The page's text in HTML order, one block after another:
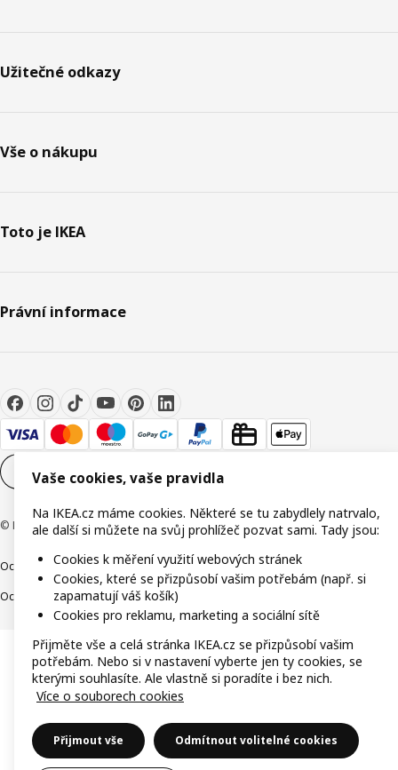
Užitečné odkazy
Vše o nákupu
Toto je IKEA
Právní informace
Nastavení souborů cookie
© Inter IKEA Systems B.V. 1999-2026
Ochrana osobních údajůCookiesSpolečně bezpečněDigitální přístupnost
Ochrana Oznamovatelů
Vaše cookies, vaše pravidla
Na IKEA.cz máme cookies. Některé se tu zabydlely natrvalo,
ale další si můžete na svůj prohlížeč pozvat sami. Tady jsou:
Cookies k měření využití webových stránek
Cookies, které se přizpůsobí vašim potřebám (např. si
zapamatují váš košík)
Cookies pro reklamu, marketing a sociální sítě
Přijměte vše a celá stránka IKEA.cz se přizpůsobí vašim
potřebám. Nebo si v nastavení vyberte jen ty cookies, se
kterými souhlasíte. Ale vlastně si poradíte i bez nich.
Více o souborech cookies
Přijmout vše Odmítnout volitelné cookies